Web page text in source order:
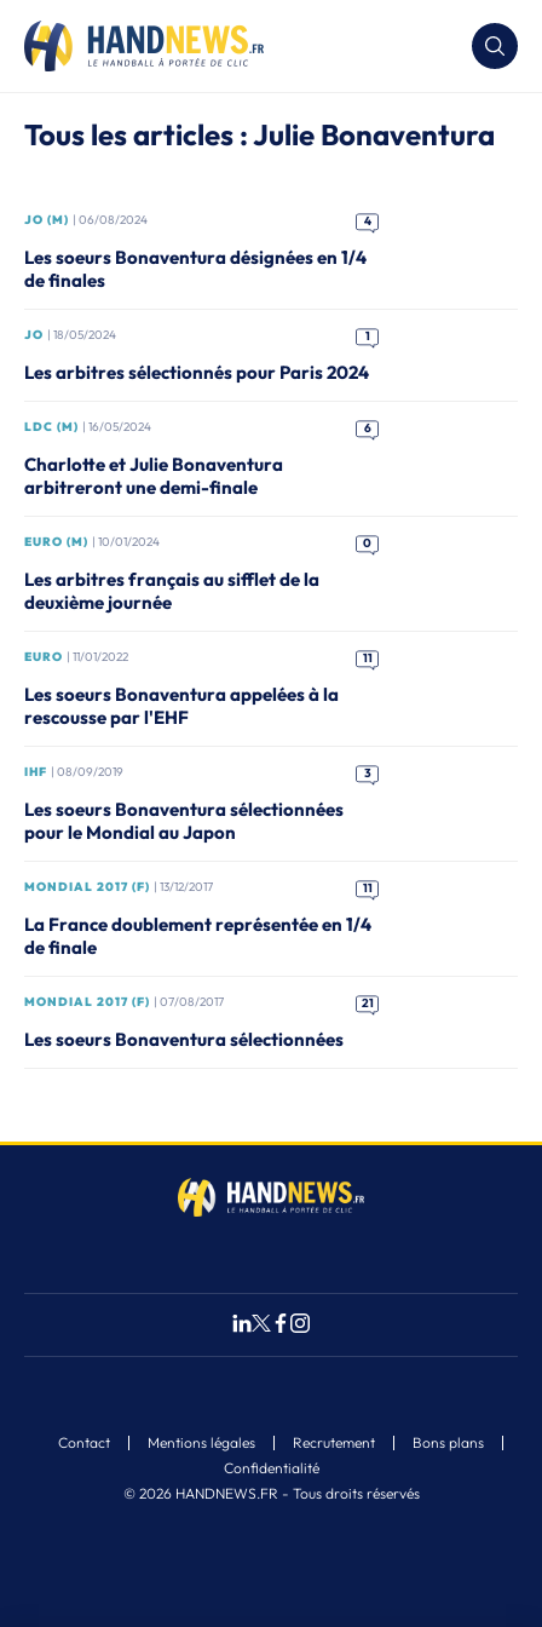
Tous les articles : Julie Bonaventura
JO (M) | 06/08/2024 4
Les soeurs Bonaventura désignées en 1/4
de finales
JO | 18/05/2024 1
Les arbitres sélectionnés pour Paris 2024
LDC (M) | 16/05/2024 6
Charlotte et Julie Bonaventura
arbitreront une demi-finale
EURO (M) | 10/01/2024 0
Les arbitres français au sifflet de la
deuxième journée
EURO | 11/01/2022 11
Les soeurs Bonaventura appelées à la
rescousse par l'EHF
IHF | 08/09/2019 3
Les soeurs Bonaventura sélectionnées
pour le Mondial au Japon
MONDIAL 2017 (F) | 13/12/2017 11
La France doublement représentée en 1/4
de finale
MONDIAL 2017 (F) | 07/08/2017 21
Les soeurs Bonaventura sélectionnées
© 2026 HANDNEWS.FR - Tous droits réservés
Contact Mentions légales Recrutement
Bons plans
Confidentialité